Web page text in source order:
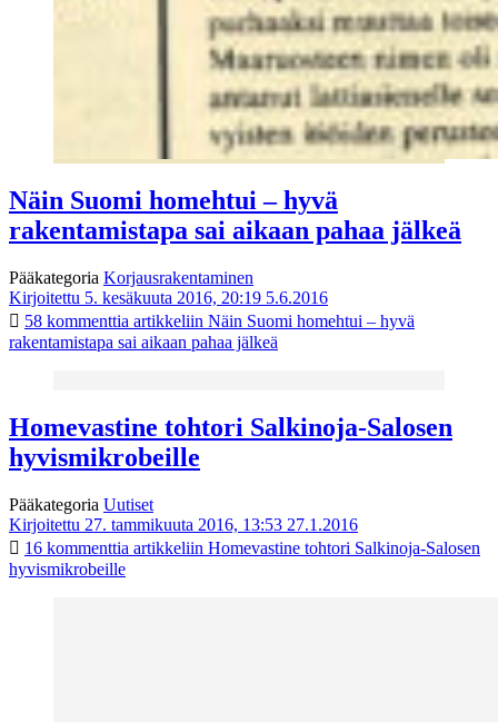
Näin Suomi homehtui – hyvä
rakentamistapa sai aikaan pahaa jälkeä
Pääkategoria Korjausrakentaminen
Kirjoitettu 5. kesäkuuta 2016, 20:19 5.6.2016
58 kommenttia artikkeliin Näin Suomi homehtui – hyvä
rakentamistapa sai aikaan pahaa jälkeä
Homevastine tohtori Salkinoja-Salosen
hyvismikrobeille
Pääkategoria Uutiset
Kirjoitettu 27. tammikuuta 2016, 13:53 27.1.2016
16 kommenttia artikkeliin Homevastine tohtori Salkinoja-Salosen
hyvismikrobeille